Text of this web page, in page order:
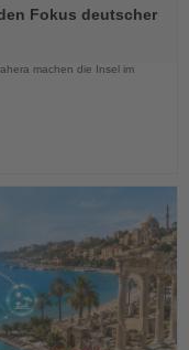
Fokus deutscher
machen die Insel im